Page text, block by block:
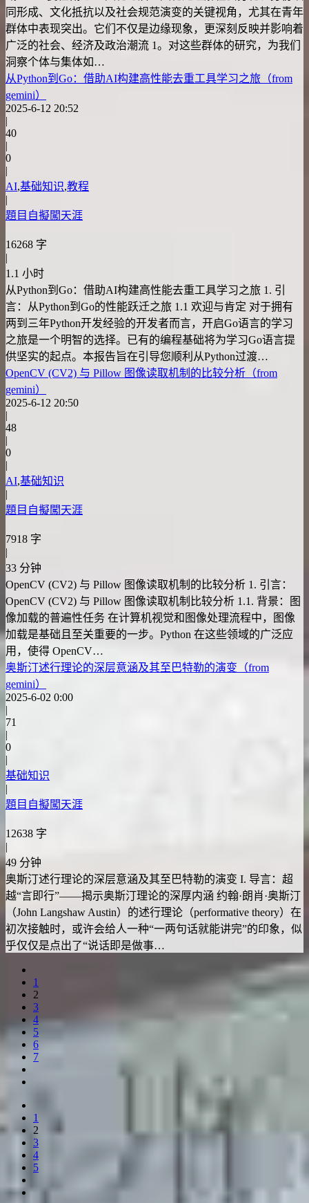
同形成、文化抵抗以及社会规范演变的关键视角，尤其在青年
群体中表现突出。它们不仅是边缘现象，更深刻反映并影响着
广泛的社会、经济及政治潮流 1。对这些群体的研究，为我们
洞察个体与集体如…
从Python到Go：借助AI构建高性能去重工具学习之旅（from
gemini）
2025-6-12 20:52
|
40
|
0
|
AI,基础知识,教程
|
題目自擬闖天涯
16268 字
|
1.1 小时
从Python到Go：借助AI构建高性能去重工具学习之旅 1. 引
言：从Python到Go的性能跃迁之旅 1.1 欢迎与肯定 对于拥有
两到三年Python开发经验的开发者而言，开启Go语言的学习
之旅是一个明智的选择。已有的编程基础将为学习Go语言提
供坚实的起点。本报告旨在引导您顺利从Python过渡…
OpenCV (CV2) 与 Pillow 图像读取机制的比较分析（from
gemini）
2025-6-12 20:50
|
48
|
0
|
AI,基础知识
|
題目自擬闖天涯
7918 字
|
33 分钟
OpenCV (CV2) 与 Pillow 图像读取机制的比较分析 1. 引言：
OpenCV (CV2) 与 Pillow 图像读取机制比较分析 1.1. 背景：图
像加载的普遍性任务 在计算机视觉和图像处理流程中，图像
加载是基础且至关重要的一步。Python 在这些领域的广泛应
用，使得 OpenCV…
奥斯汀述行理论的深层意涵及其至巴特勒的演变（from
gemini）
2025-6-02 0:00
|
71
|
0
|
基础知识
|
題目自擬闖天涯
12638 字
|
49 分钟
奥斯汀述行理论的深层意涵及其至巴特勒的演变 I. 导言：超
越“言即行”——揭示奥斯汀理论的深厚内涵 约翰·朗肖·奥斯汀
（John Langshaw Austin）的述行理论（performative theory）在
初次接触时，或许会给人一种“一两句话就能讲完”的印象，似
乎仅仅是点出了“说话即是做事…
1
2
3
4
5
6
7
1
2
3
4
5